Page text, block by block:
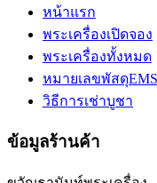
หน้าแรก
พระเครื่องเปิดจอง
พระเครื่องทั้งหมด
หมายเลขพัสดุEMS
วิธีการเช่าบูชา
ข้อมูลร้านค้า